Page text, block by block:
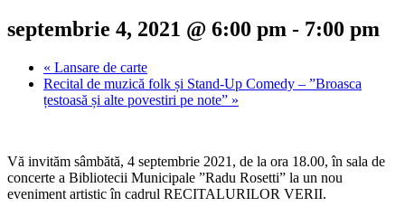
septembrie 4, 2021 @ 6:00 pm - 7:00 pm
« Lansare de carte
Recital de muzică folk și Stand-Up Comedy – ”Broasca
țestoasă și alte povestiri pe note” »
Vă invităm sâmbătă, 4 septembrie 2021, de la ora 18.00, în sala de
concerte a Bibliotecii Municipale ”Radu Rosetti” la un nou
eveniment artistic în cadrul RECITALURILOR VERII.